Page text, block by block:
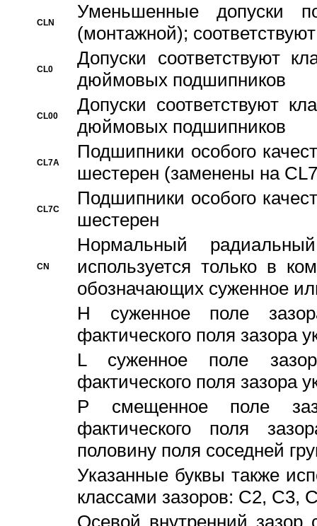
CLN
Уменьшенные
(монтажной);
CL0
Допуски соответствуют
дюймовых подшипников
CL00
Допуски соответствуют
дюймовых подшипников
CL7A
Подшипники особого
шестерен (заменены на
CL7C
Подшипники особого
шестерен
CN
Hормальный
используется только в
обозначающих суженное
H суженное поле
фактического поля зазора
L суженное поле
фактического поля зазора
P смещенное поле
фактического поля
половину поля соседней
Указанные буквы также
классами зазоров: С2,
Осевой внутренний зазор